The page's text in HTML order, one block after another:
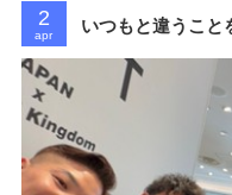
2
apr いつもと違うこと